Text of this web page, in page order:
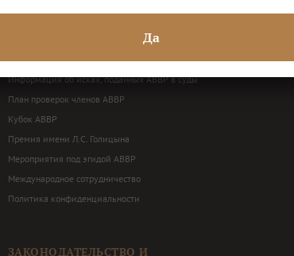
Годовая бухгалтерская отчетность
Балансные декларации
Информация об исках, поданных АВВР в суды
План проверок членов АВВР
Кубок АВВР
Премия имени Л.С. Голицына
Мероприятия под эгидой АВВР
Международное сотрудничество
Политика конфиденциальности
ЗАКОНОДАТЕЛЬСТВО И
Да